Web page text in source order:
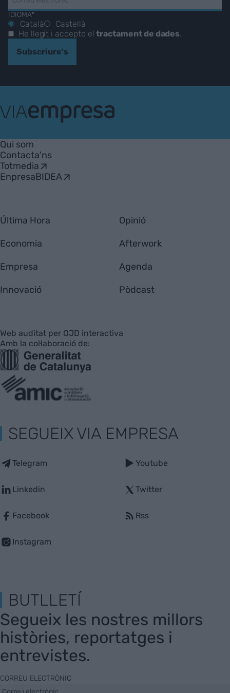
IDIOMA*
Català
Castellà
He llegit i accepto eltractament de dades.
Subscriure's
Empresa
Qui som
Contacta'ns
Totmedia
EnpresaBIDEA
Última Hora
Economia
Empresa
Innovació
Opinió
Afterwork
Agenda
Pòdcast
Web auditat per OJD interactiva
Amb la col·laboració de:
SEGUEIX VIA EMPRESA
Telegram
Linkedin
Facebook
Instagram
Youtube
Twitter
Rss
BUTLLETÍ
Segueix les nostres millors
històries, reportatges i
entrevistes.
CORREU ELECTRÒNIC